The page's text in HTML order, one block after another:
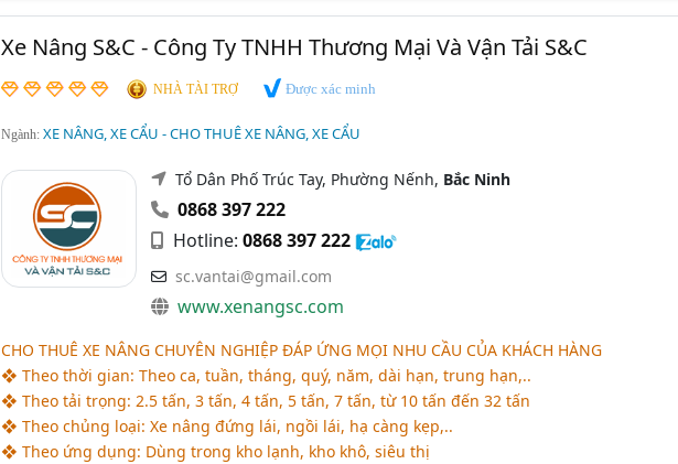
Xe Nâng S&C - Công Ty TNHH Thương Mại Và Vận Tải S&C
NHÀ TÀI TRỢ Được xác minh
Ngành: XE NÂNG, XE CẨU - CHO THUÊ XE NÂNG, XE CẨU
Tổ Dân Phố Trúc Tay, Phường Nếnh, Bắc Ninh
0868 397 222
Hotline: 0868 397 222
sc.vantai@gmail.com
www.xenangsc.com
CHO THUÊ XE NÂNG CHUYÊN NGHIỆP ĐÁP ỨNG MỌI NHU CẦU CỦA KHÁCH HÀNG
❖ Theo thời gian: Theo ca, tuần, tháng, quý, năm, dài hạn, trung hạn,..
❖ Theo tải trọng: 2.5 tấn, 3 tấn, 4 tấn, 5 tấn, 7 tấn, từ 10 tấn đến 32 tấn
❖ Theo chủng loại: Xe nâng đứng lái, ngồi lái, hạ càng kẹp,..
❖ Theo ứng dụng: Dùng trong kho lạnh, kho khô, siêu thị